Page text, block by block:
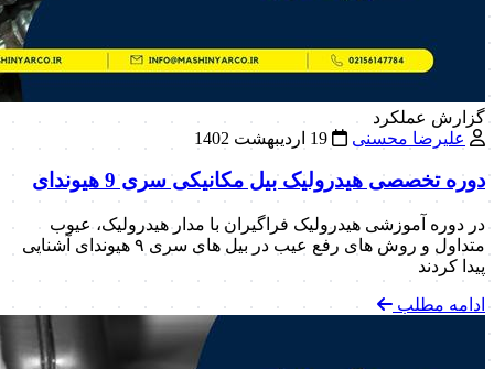
گزارش عملکرد
علیرضا محسنی
دوره تخصصی هیدرولیک بیل مکانیکی سری 9 هیوندای
در دوره آموزشی هیدرولیک فراگیران با مدار هیدرولیک، عیوب
متداول و روش های رفع عیب در بیل های سری ۹ هیوندای آشنایی
پیدا کردند
ادامه مطلب